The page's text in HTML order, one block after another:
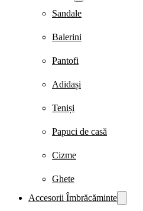
Sandale
Balerini
Pantofi
Adidași
Teniși
Papuci de casă
Cizme
Ghete
Accesorii Îmbrăcăminte